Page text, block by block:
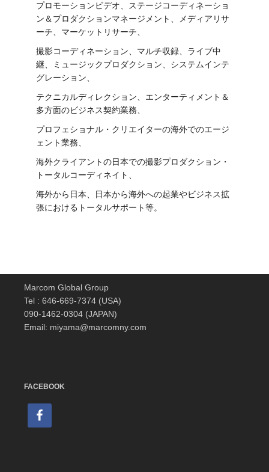
プロモーションビデオ、ステージコーディネーショ
ン＆プロダクションマネージメント、メディアリサ
ーチ、マーケットリサーチ、
撮影コーディネーション、マルチ収録、ライブ中
継、ミュージックプロダクション、システムインテ
グレーション、
テクニカルディレクション、エンターティメント＆
多方面のビジネス契約業務、
プロフェショナル・クリエイターの海外でのエージ
ェント業務、
海外クライアントの日本での撮影プロダクション・
トータルコーディネイト、
海外から日本、日本から海外への起業やビジネス拡
張におけるトータルサポート等。
Marcom Global Group
Tel : 646-669-7374 (USA)
090-1462-0304 (JAPAN)
Email: miyama@marcomny.com
FACEBOOK